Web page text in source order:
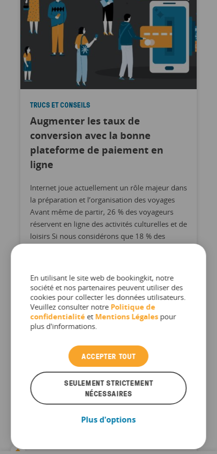
TRUCS ET CONSEILS
Augmenter les taux de
conversion avec la bonne
plateforme de paiement en
ligne
Internet joue actuellement un rôle majeur dans
la préparation et l’organisation des voyages
Avant même de partir, 26 % des voyageurs
réservent en ligne des activités culturelles et de
loisirs Si nous considérons que 18 % des
En utilisant le site web de bookingkit, notre
société et nos partenaires peuvent utiliser des
cookies pour collecter les données utilisateurs.
Veuillez consulter notre Politique de
confidentialité et Mentions Légalespour
plus d'informations.
ACCEPTER TOUT
SEULEMENT STRICTEMENT
NÉCESSAIRES
Plus d'options